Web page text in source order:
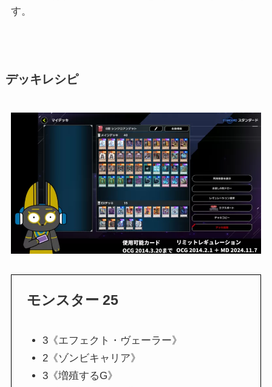
す。
デッキレシピ
モンスター 25
3《エフェクト・ヴェーラー》
2《ゾンビキャリア》
3《増殖するG》